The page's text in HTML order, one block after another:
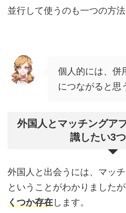
並行して使うのも一つの方
個人的には、併
につながると思
外国人とマッチングア
識したい3
外国人と出会うには、マッ
ということがわかりましたが
くつか存在します。